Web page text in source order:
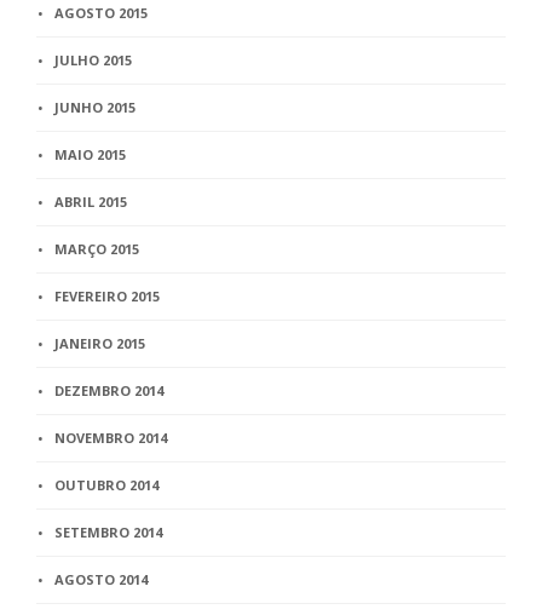
AGOSTO 2015
JULHO 2015
JUNHO 2015
MAIO 2015
ABRIL 2015
MARÇO 2015
FEVEREIRO 2015
JANEIRO 2015
DEZEMBRO 2014
NOVEMBRO 2014
OUTUBRO 2014
SETEMBRO 2014
AGOSTO 2014